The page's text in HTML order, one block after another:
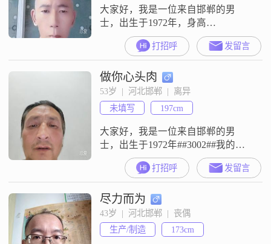
是工作，我
大家好，我是一位来自邯郸的男
士，出生于1972年，身高
170cm##3002##我的月收入在3000元
以下，目前从事一份稳定的工作
##3002##虽然我的学历是中专，但
我一直保持着学习和进步的态度
##3002##我性格成熟稳重，注重细
节，在生活和工作中都会尽力做到
最好##3002##我相信，信任是人际
关系的基石，所以我
打招呼 发留言
做你心头肉
53岁  |  河北邯郸  |  离异
未填写
197cm
大家好，我是一位来自邯郸的男
士，出生于1972年##3002##我的身
高是197厘米，在人群中算是比较高
大的##3002##我的月收入在3000元
以下，虽然不算高，但我一直秉持
着努力工作的态度##3002##我的学
历是高中及以下，但我认为学历并
不是衡量一个人的全部标准
##3002##我性格自信果断，做事情
打招呼 发留言
尽力而为
43岁  |  河北邯郸  |  丧偶
生产/制造
173cm